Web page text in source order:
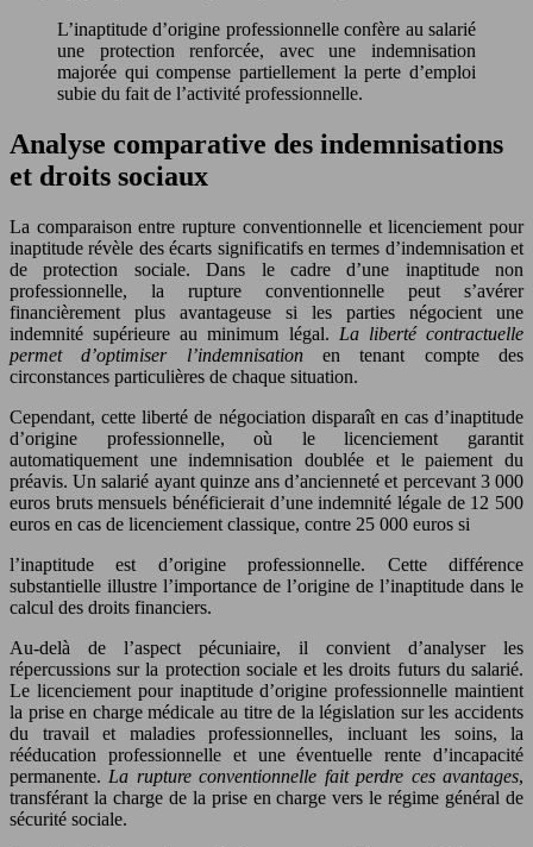
L’inaptitude d’origine professionnelle confère au salarié
une protection renforcée, avec une indemnisation
majorée qui compense partiellement la perte d’emploi
subie du fait de l’activité professionnelle.
Analyse comparative des indemnisations
et droits sociaux
La comparaison entre rupture conventionnelle et licenciement pour
inaptitude révèle des écarts significatifs en termes d’indemnisation et
de protection sociale. Dans le cadre d’une inaptitude non
professionnelle, la rupture conventionnelle peut s’avérer
financièrement plus avantageuse si les parties négocient une
indemnité supérieure au minimum légal. La liberté contractuelle
permet d’optimiser l’indemnisation en tenant compte des
circonstances particulières de chaque situation.
Cependant, cette liberté de négociation disparaît en cas d’inaptitude
d’origine professionnelle, où le licenciement garantit
automatiquement une indemnisation doublée et le paiement du
préavis. Un salarié ayant quinze ans d’ancienneté et percevant 3 000
euros bruts mensuels bénéficierait d’une indemnité légale de 12 500
euros en cas de licenciement classique, contre 25 000 euros si
l’inaptitude est d’origine professionnelle. Cette différence
substantielle illustre l’importance de l’origine de l’inaptitude dans le
calcul des droits financiers.
Au-delà de l’aspect pécuniaire, il convient d’analyser les
répercussions sur la protection sociale et les droits futurs du salarié.
Le licenciement pour inaptitude d’origine professionnelle maintient
la prise en charge médicale au titre de la législation sur les accidents
du travail et maladies professionnelles, incluant les soins, la
rééducation professionnelle et une éventuelle rente d’incapacité
permanente. La rupture conventionnelle fait perdre ces avantages,
transférant la charge de la prise en charge vers le régime général de
sécurité sociale.